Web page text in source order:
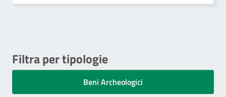
Filtra per tipologie
Beni Archeologici